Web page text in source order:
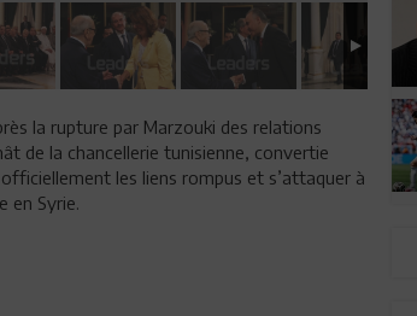
la rupture par Marzouki des relations
de la chancellerie tunisienne, convertie
les liens rompus et s’attaquer à
en Syrie.